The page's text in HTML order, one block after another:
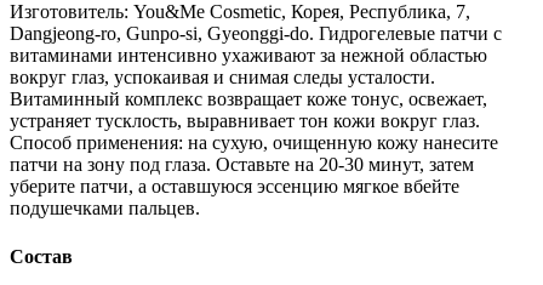
Изготовитель: You&Me Cosmetic, Корея, Республика, 7,
Dangjeong-ro, Gunpo-si, Gyeonggi-do. Гидрогелевые патчи с
витаминами интенсивно ухаживают за нежной областью
вокруг глаз, успокаивая и снимая следы усталости.
Витаминный комплекс возвращает коже тонус, освежает,
устраняет тусклость, выравнивает тон кожи вокруг глаз.
Способ применения: на сухую, очищенную кожу нанесите
патчи на зону под глаза. Оставьте на 20-30 минут, затем
уберите патчи, а оставшуюся эссенцию мягкое вбейте
подушечками пальцев.
Состав